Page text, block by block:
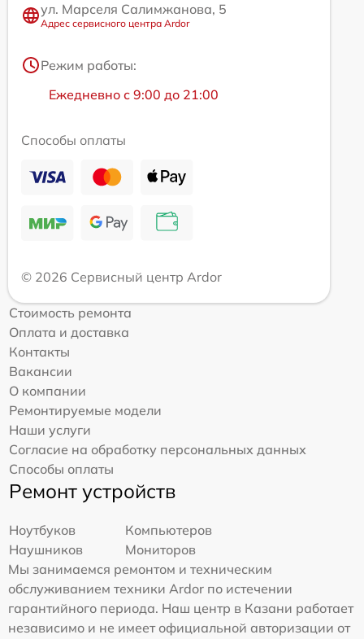
ул. Марселя Салимжанова, 5
Адрес сервисного центра Ardor
Режим работы:
Ежедневно с 9:00 до 21:00
Способы оплаты
© 2026 Сервисный центр Ardor
Стоимость ремонта
Оплата и доставка
Контакты
Вакансии
О компании
Ремонтируемые модели
Наши услуги
Согласие на обработку персональных данных
Способы оплаты
Ремонт устройств
Ноутбуков
Компьютеров
Наушников
Мониторов
Мы занимаемся ремонтом и техническим
обслуживанием техники Ardor по истечении
гарантийного периода. Наш центр в Казани работает
независимо и не имеет официальной авторизации от